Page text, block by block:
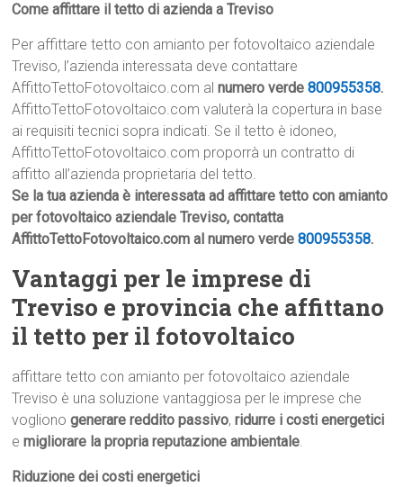
Come affittare il tetto di azienda a Treviso
Per affittare tetto con amianto per fotovoltaico aziendale
Treviso, l’azienda interessata deve contattare
AffittoTettoFotovoltaico.com alnumero verde800955358.
AffittoTettoFotovoltaico.com valuterà la copertura in base
ai requisiti tecnici sopra indicati. Se il tetto è idoneo,
AffittoTettoFotovoltaico.com proporrà un contratto di
affitto all’azienda proprietaria del tetto.
Se la tua azienda è interessata ad affittare tetto con amianto
per fotovoltaico aziendale Treviso, contatta
AffittoTettoFotovoltaico.com al numero verde800955358.
Vantaggi per le imprese di
Treviso e provincia che affittano
il tetto per il fotovoltaico
affittare tetto con amianto per fotovoltaico aziendale
Treviso è una soluzione vantaggiosa per le imprese che
voglionogenerare reddito passivo,ridurre i costi energetici
emigliorare la propria reputazione ambientale.
Riduzione dei costi energetici